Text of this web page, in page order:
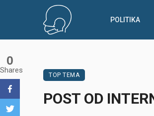
POLITIKA
TOP TEMA
POST OD
0
Shares